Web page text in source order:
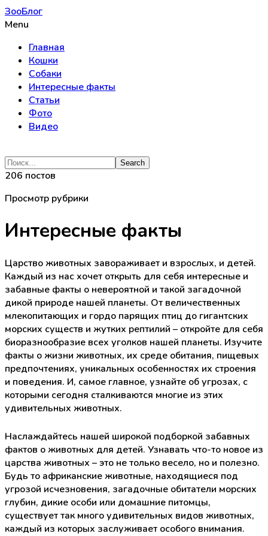
ЗооБлог
Menu
Главная
Кошки
Собаки
Интересные факты
Статьи
Фото
Видео
206 постов
Просмотр рубрики
Интересные факты
Царство животных завораживает и взрослых, и детей.
Каждый из нас хочет открыть для себя интересные и
забавные факты о невероятной и такой загадочной
дикой природе нашей планеты. От величественных
млекопитающих и гордо парящих птиц до гигантских
морских существ и жутких рептилий – откройте для себя
биоразнообразие всех уголков нашей планеты. Изучите
факты о жизни животных, их среде обитания, пищевых
предпочтениях, уникальных особенностях их строения
и поведения. И, самое главное, узнайте об угрозах, с
которыми сегодня сталкиваются многие из этих
удивительных животных.
Наслаждайтесь нашей широкой подборкой забавных
фактов о животных для детей. Узнавать что-то новое из
царства животных – это не только весело, но и полезно.
Будь то африканские животные, находящиеся под
угрозой исчезновения, загадочные обитатели морских
глубин, дикие особи или домашние питомцы,
существует так много удивительных видов животных,
каждый из которых заслуживает особого внимания.